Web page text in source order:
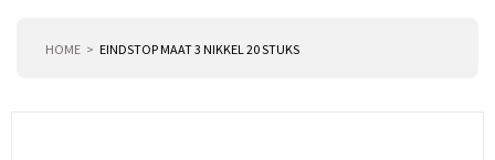
HOME EINDSTOP MAAT 3 NIKKEL 20 STUKS